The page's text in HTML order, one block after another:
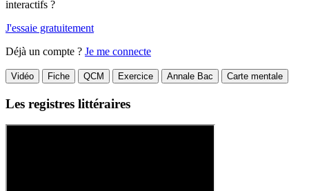
interactifs ?
J'essaie gratuitement
Déjà un compte ? Je me connecte
Vidéo Fiche QCM Exercice Annale Bac Carte mentale
Les registres littéraires